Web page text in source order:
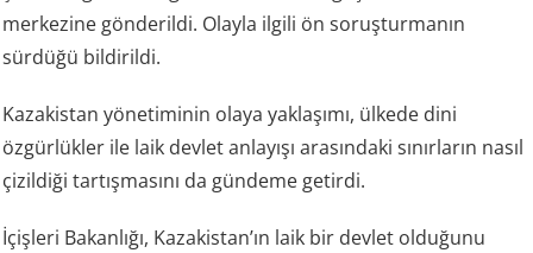
merkezine gönderildi. Olayla ilgili ön soruşturmanın
sürdüğü bildirildi.
Kazakistan yönetiminin olaya yaklaşımı, ülkede dini
özgürlükler ile laik devlet anlayışı arasındaki sınırların nasıl
çizildiği tartışmasını da gündeme getirdi.
İçişleri Bakanlığı, Kazakistan’ın laik bir devlet olduğunu